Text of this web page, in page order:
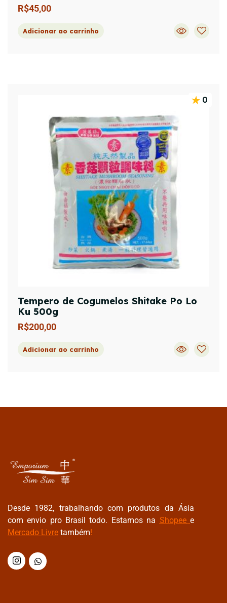
R$45,00
Adicionar ao carrinho
0
Tempero de Cogumelos Shitake Po Lo
Ku 500g
R$200,00
Adicionar ao carrinho
Desde 1982, trabalhando com produtos da Ásia
com envio pro Brasil todo. Estamos na Shopee e
Mercado Livre também!